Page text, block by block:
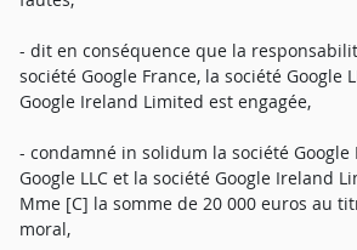
- dit en conséquence que la
société Google France, la société Google
Google Ireland Limited est engagée,
- condamné in solidum la société Google
Google LLC et la société Google Ireland
Mme [C] la somme de 20 000 euros au
moral,